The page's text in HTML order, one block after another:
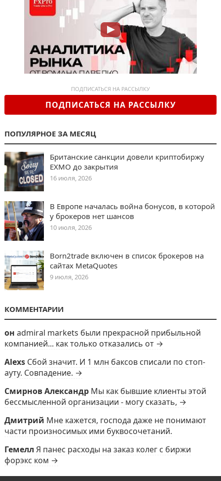
ПОДПИСАТЬСЯ НА РАССЫЛКУ
ПОДПИСАТЬСЯ НА РАССЫЛКУ
ПОПУЛЯРНОЕ ЗА МЕСЯЦ
Британские санкции довели криптобиржу
EXMO до закрытия
16 июля, 2026
В Европе началась война бонусов, в которой
у брокеров нет шансов
10 июля, 2026
Born2trade включен в список брокеров на
сайтах MetaQuotes
9 июля, 2026
КОММЕНТАРИИ
он admiral markets были прекрасной прибыльной
компанией... как только отказались от →
Alexs Сбой значит. И 1 млн баксов списали по стоп-
ауту. Совпадение. →
Смирнов Александр Мы как бывшие клиенты этой
бессмысленной организации - могу сказать, →
Дмитрий Мне кажется, господа даже не понимают
части произносимых ими буквосочетаний.
Гемелл Я панес расходы на заказ колег с биржи
форэкс ком →